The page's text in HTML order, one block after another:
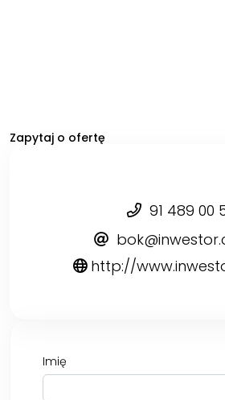
Zapytaj o ofertę
91 489 00
http://
Imię